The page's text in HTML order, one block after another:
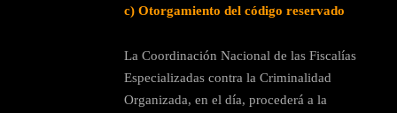
c) Otorgamiento del código reservado
La Coordinación Nacional de las Fiscalías
Especializadas contra la Criminalidad
Organizada, en el día, procederá a la